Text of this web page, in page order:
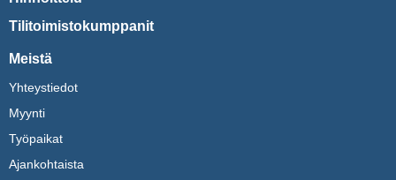
Tilitoimistokumppanit
Meistä
Yhteystiedot
Myynti
Työpaikat
Ajankohtaista